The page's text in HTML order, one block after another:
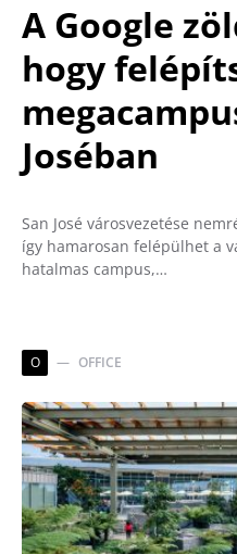
A Google
hogy
Joséban
San José városvezetése
így hamarosan felépülhet a
hatalmas campus,…
O OFFICE